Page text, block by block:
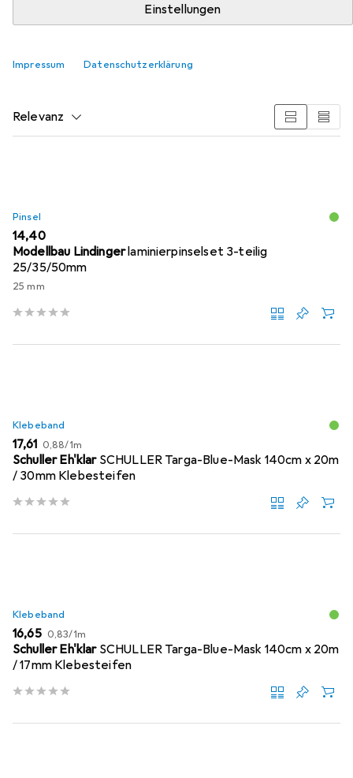
Einstellungen
Impressum Datenschutzerklärung
19mmx50m aus den Kategorien Pinsel und Klebeband.
Beliebt Pinsel Klebeband
Relevanz
Pinsel
EUR
14,40
Modellbau Lindingerlaminierpinselset 3-teilig
25/35/50mm
25 mm
Klebeband
EUR
17,61 EUR
0,88/1m
Schuller Eh'klar SCHULLER Targa-Blue-Mask 140cm x 20m
/ 30mm Klebesteifen
Klebeband
EUR
16,65 EUR
0,83/1m
Schuller Eh'klar SCHULLER Targa-Blue-Mask 140cm x 20m
/ 17mm Klebesteifen